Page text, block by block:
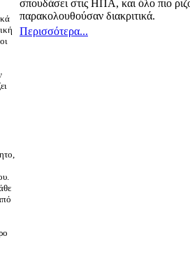
σπουδάσει στις ΗΠΑ, και όλο πιο
παρακολουθούσαν διακριτικά.
Περισσότερα...